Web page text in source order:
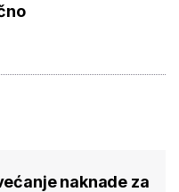
naknade za